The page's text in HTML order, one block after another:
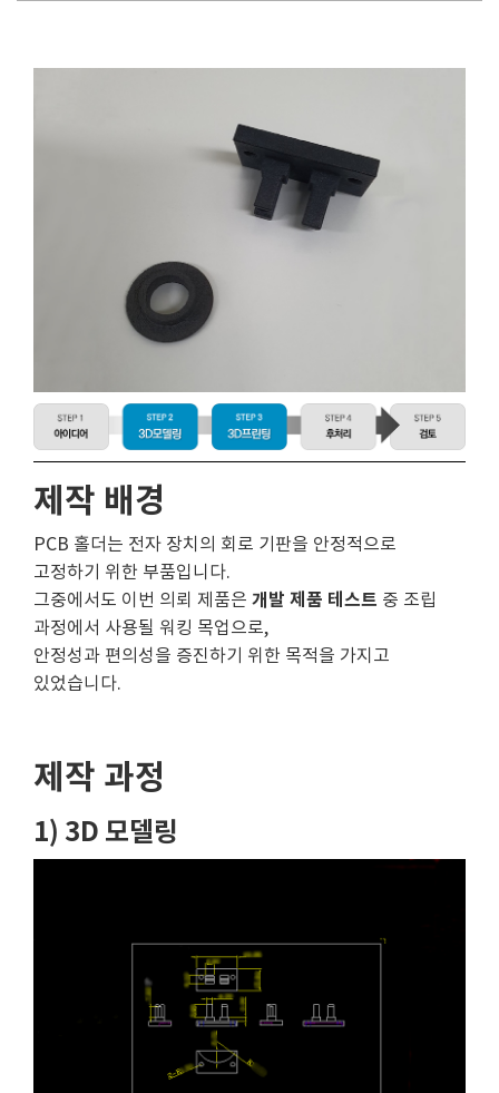
제작 배경
PCB 홀더는 전자 장치의 회로 기판을 안정적으로
고정하기 위한 부품입니다.
그중에서도 이번 의뢰 제품은 개발 제품 테스트 중 조립
과정에서 사용될 워킹 목업으로,
안정성과 편의성을 증진하기 위한 목적을 가지고
있었습니다.
제작 과정
1) 3D 모델링